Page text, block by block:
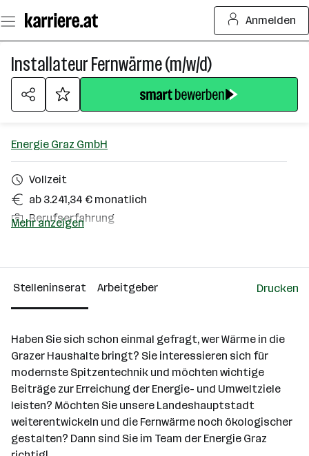
Seiteninhalt
springen
Anmelden
Installateur Fernwärme (m/w/d)
Energie Graz GmbH
Vollzeit
ab 3.241,34 € monatlich
Berufserfahrung
Über das Unternehmen
101 - 500 Mitarbeiter*innen
Mehr anzeigen
Stelleninserat Arbeitgeber Drucken
Haben Sie sich schon einmal gefragt, wer Wärme in die
Grazer Haushalte bringt? Sie interessieren sich für
modernste Spitzentechnik und möchten wichtige
Beiträge zur Erreichung der Energie- und Umweltziele
leisten? Möchten Sie unsere Landeshauptstadt
weiterentwickeln und die Fernwärme noch ökologischer
gestalten? Dann sind Sie im Team der Energie Graz